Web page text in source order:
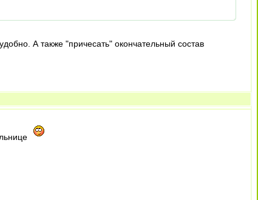
А также "причесать" окончательный состав